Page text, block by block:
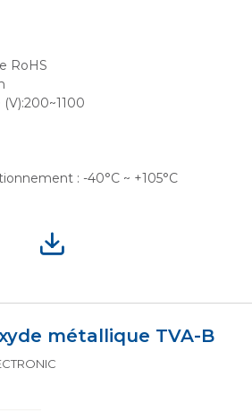
RoHS
: -40°C ~ +105°C
métallique TVA-B